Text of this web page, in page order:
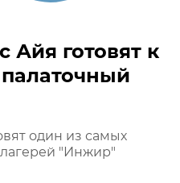
Айя готовят к
один из самых
"Инжир"